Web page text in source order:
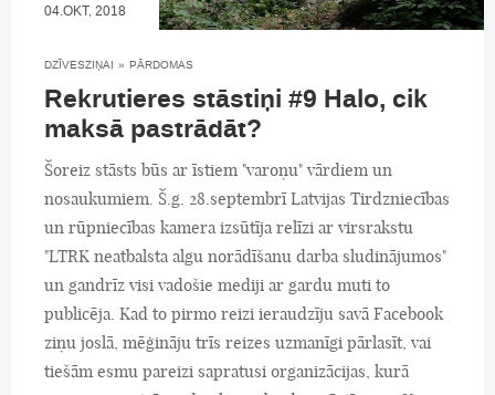
04.OKT, 2018
DZĪVESZIŅAI » PĀRDOMAS
Rekrutieres stāstiņi #9 Halo, cik
maksā pastrādāt?
Šoreiz stāsts būs ar īstiem "varoņu" vārdiem un
nosaukumiem. Š.g. 28.septembrī Latvijas Tirdzniecības
un rūpniecības kamera izsūtīja relīzi ar virsrakstu
"LTRK neatbalsta algu norādīšanu darba sludinājumos"
un gandrīz visi vadošie mediji ar gardu muti to
publicēja. Kad to pirmo reizi ieraudzīju savā Facebook
ziņu joslā, mēģināju trīs reizes uzmanīgi pārlasīt, vai
tiešām esmu pareizi sapratusi organizācijas, kurā